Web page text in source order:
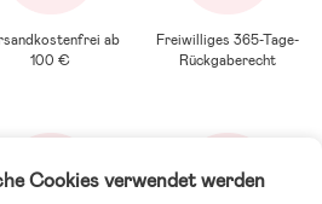
ab
100 €
Freiwilliges 365-Tage-
Rückgaberecht
Cookies verwendet werden